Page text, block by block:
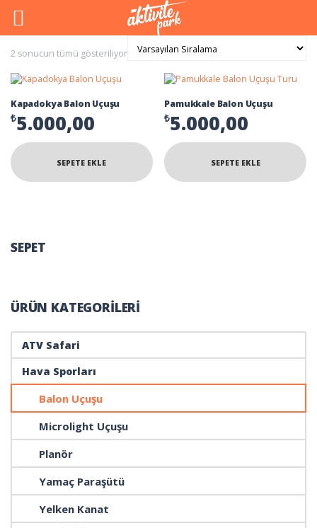
2 sonucun tümü gösteriliyor
Kapadokya Balon Uçuşu
₺5.000,00
SEPETE EKLE
Pamukkale Balon Uçuşu
₺5.000,00
SEPETE EKLE
SEPET
ÜRÜN KATEGORILERI
ATV Safari
Hava Sporları
Balon Uçuşu
Microlight Uçuşu
Planör
Yamaç Paraşütü
Yelken Kanat